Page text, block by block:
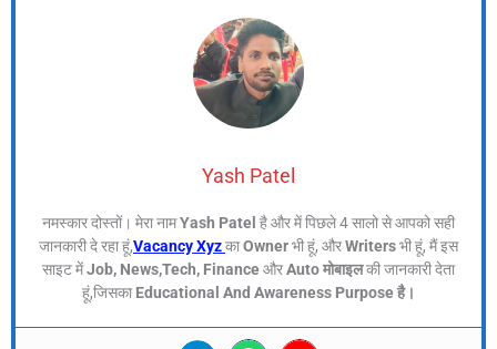
Yash Patel
नमस्कार दोस्तों। मेरा नामYash Patel है और में पिछले 4 सालो से आपको सही
जानकारी दे रहा हूं,Vacancy XyzकाOwnerभी हूं, औरWritersभी हूं, मैं इस
साइट मेंJob, News,Tech, FinanceऔरAuto मोबाइलकी जानकारी देता
हूं,जिसका Educational And Awareness Purpose है।